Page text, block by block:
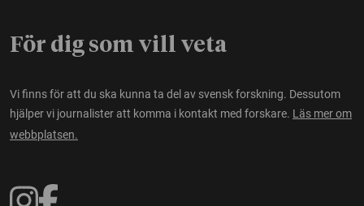
För dig som vill veta
Vi finns för att du ska kunna ta del av svensk forskning. Dessutom
hjälper vi journalister att komma i kontakt med forskare. Läs mer om
webbplatsen.